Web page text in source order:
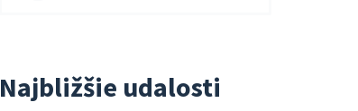
Najbližšie udalosti